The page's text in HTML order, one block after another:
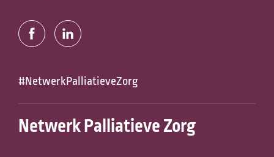
#NetwerkPalliatieveZorg
Netwerk Palliatieve Zorg